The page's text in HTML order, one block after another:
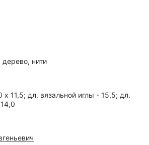
дерево, нити
х 11,5; дл. вязальной иглы - 15,5; дл.